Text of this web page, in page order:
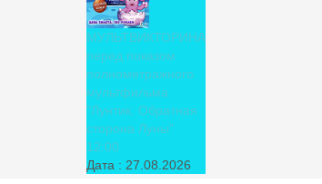
МУЛЬТВИКТОРИНА
перед показом
полнометражного
мультфильма
"Лунтик. Обратная
сторона Луны"
12:00
Дата : 27.08.2026